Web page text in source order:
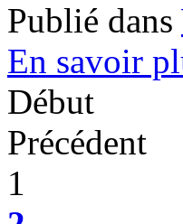
Publié dans
En savoir
Début
Précédent
1